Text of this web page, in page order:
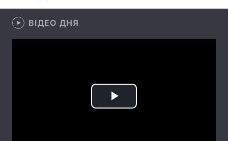
Цікавинки Погода
Екологія
Статті
Думки
ВІДЕО ДНЯ
Play